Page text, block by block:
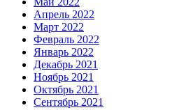
Апрель 2022
Март 2022
Февраль 2022
Январь 2022
Декабрь 2021
Ноябрь 2021
Октябрь 2021
Сентябрь 2021